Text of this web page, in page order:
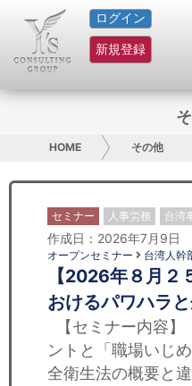
ログイン
新規登録
HOME
サービス紹介
グループ概要
お問い合わせ
日本人にPR
コンサルティング
リサーチ
HOME その他
セミナー 人事労務 台湾
作成日：2026年7月9日
オープンセミナー 台湾人幹
【2026年８月２
おけるパワハラと
【セミナー内容】
ントと「職場いじ
全衛生法の概要と